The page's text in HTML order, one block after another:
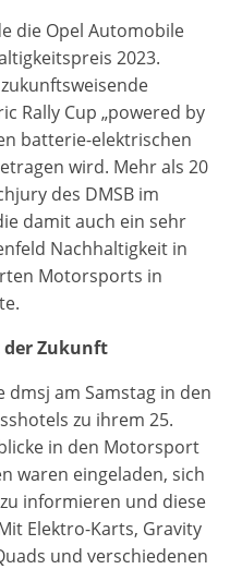
die Opel Automobile
2023.
Rally Cup „powered by
batterie-elektrischen
wird. Mehr als 20
des DMSB im
damit auch ein sehr
Nachhaltigkeit in
Motorsports in
der Zukunft
dmsj am Samstag in den
zu ihrem 25.
in den Motorsport
waren eingeladen, sich
informieren und diese
Elektro-Karts, Gravity
und verschiedenen
von Statistiken zur
und weiteren externen
von diesen ggf.
kann bei Bedarf einzeln